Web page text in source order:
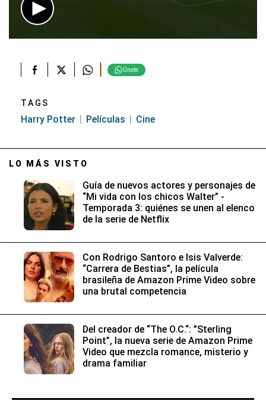
Únete
TAGS
Harry Potter Películas Cine
LO MÁS VISTO
Guía de nuevos actores y personajes de
“Mi vida con los chicos Walter” -
Temporada 3: quiénes se unen al elenco
de la serie de Netflix
Con Rodrigo Santoro e Isis Valverde:
“Carrera de Bestias”, la película
brasileña de Amazon Prime Video sobre
una brutal competencia
Del creador de “The O.C.“: ”Sterling
Point”, la nueva serie de Amazon Prime
Video que mezcla romance, misterio y
drama familiar